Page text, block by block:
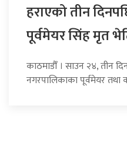
हराएको तीन
पूर्वमेयर सिंह मृत
काठमाडौँ । साउन २४, तीन
नगरपालिकाका पूर्वमेयर तथा